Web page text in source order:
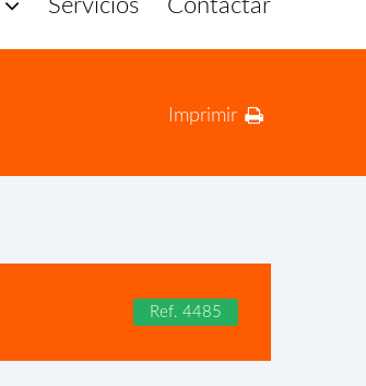
Servicios Contactar
Imprimir
Ref. 4485